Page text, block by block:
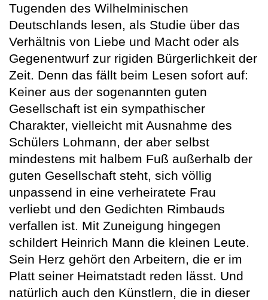
Tugenden des Wilhelminischen
Deutschlands lesen, als Studie über das
Verhältnis von Liebe und Macht oder als
Gegenentwurf zur rigiden Bürgerlichkeit der
Zeit. Denn das fällt beim Lesen sofort auf:
Keiner aus der sogenannten guten
Gesellschaft ist ein sympathischer
Charakter, vielleicht mit Ausnahme des
Schülers Lohmann, der aber selbst
mindestens mit halbem Fuß außerhalb der
guten Gesellschaft steht, sich völlig
unpassend in eine verheiratete Frau
verliebt und den Gedichten Rimbauds
verfallen ist. Mit Zuneigung hingegen
schildert Heinrich Mann die kleinen Leute.
Sein Herz gehört den Arbeitern, die er im
Platt seiner Heimatstadt reden lässt. Und
natürlich auch den Künstlern, die in dieser